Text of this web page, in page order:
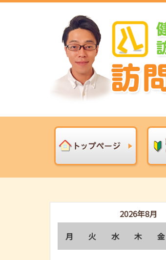
2026年8月
月
火 水 木 金